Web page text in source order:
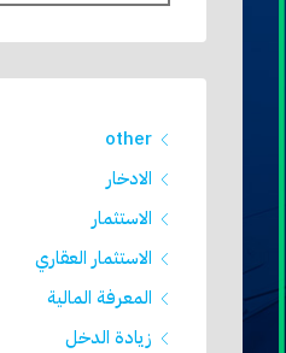
other
الادخار
الاستثمار
الاستثمار العقاري
المعرفة المالية
زيادة الدخل